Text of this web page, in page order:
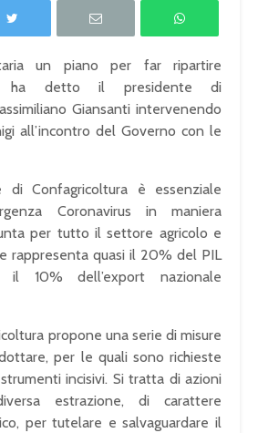
un piano per far ripartire
ha detto il presidente di
Giansanti intervenendo
all’incontro del Governo con le
Confagricoltura è essenziale
Coronavirus in maniera
per tutto il settore agricolo e
rappresenta quasi il 20% del PIL
10% dell’export nazionale
propone una serie di misure
per le quali sono richieste
incisivi. Si tratta di azioni
estrazione, di carattere
per tutelare e salvaguardare il